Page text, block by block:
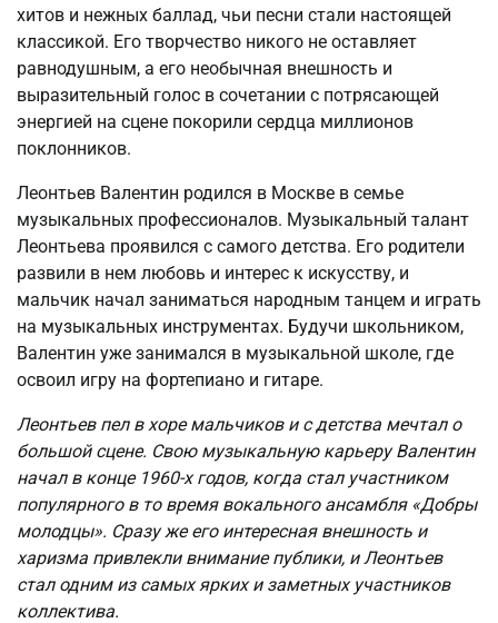
хитов и нежных баллад, чьи песни стали настоящей
классикой. Его творчество никого не оставляет
равнодушным, а его необычная внешность и
выразительный голос в сочетании с потрясающей
энергией на сцене покорили сердца миллионов
поклонников.
Леонтьев Валентин родился в Москве в семье
музыкальных профессионалов. Музыкальный талант
Леонтьева проявился с самого детства. Его родители
развили в нем любовь и интерес к искусству, и
мальчик начал заниматься народным танцем и играть
на музыкальных инструментах. Будучи школьником,
Валентин уже занимался в музыкальной школе, где
освоил игру на фортепиано и гитаре.
Леонтьев пел в хоре мальчиков и с детства мечтал о
большой сцене. Свою музыкальную карьеру Валентин
начал в конце 1960-х годов, когда стал участником
популярного в то время вокального ансамбля «Добры
молодцы». Сразу же его интересная внешность и
харизма привлекли внимание публики, и Леонтьев
стал одним из самых ярких и заметных участников
коллектива.